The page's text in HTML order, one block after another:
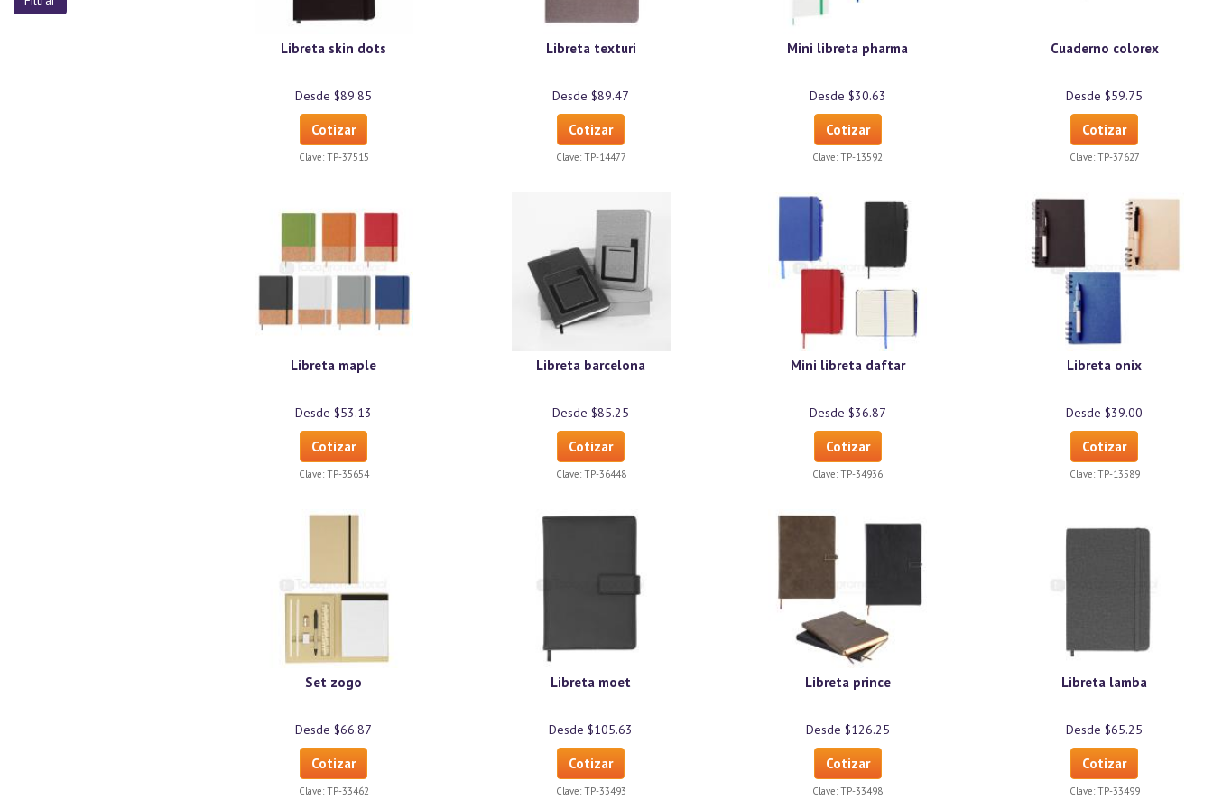
Libreta skin dots
Desde $89.85
Cotizar
Clave: TP-37515
Libreta texturi
Desde $89.47
Cotizar
Clave: TP-14477
Mini libreta pharma
Desde $30.63
Cotizar
Clave:TP-13592
Cuaderno colorex
Desde $59.75
Cotizar
Clave: TP-37627
Libreta maple
Desde $53.13
Cotizar
Clave: TP-35654
Libreta barcelona
Desde $85.25
Cotizar
Clave: TP-36448
Mini libreta daftar
Desde $36.87
Cotizar
Clave:TP-34936
Libreta onix
Desde $39.00
Cotizar
Clave: TP-13589
Set zogo
Desde $66.87
Cotizar
Clave: TP-33462
Libreta moet
Desde $105.63
Cotizar
Clave: TP-33493
Libreta prince
Desde $126.25
Cotizar
Clave:TP-33498
Libreta lamba
Desde $65.25
Cotizar
Clave: TP-33499